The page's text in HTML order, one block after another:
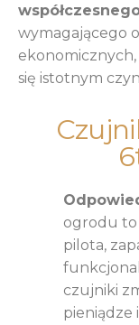
wymagającego
ekonomicznych,
się istotnym
ogrodu to
pilota,
czujniki
pieniądze